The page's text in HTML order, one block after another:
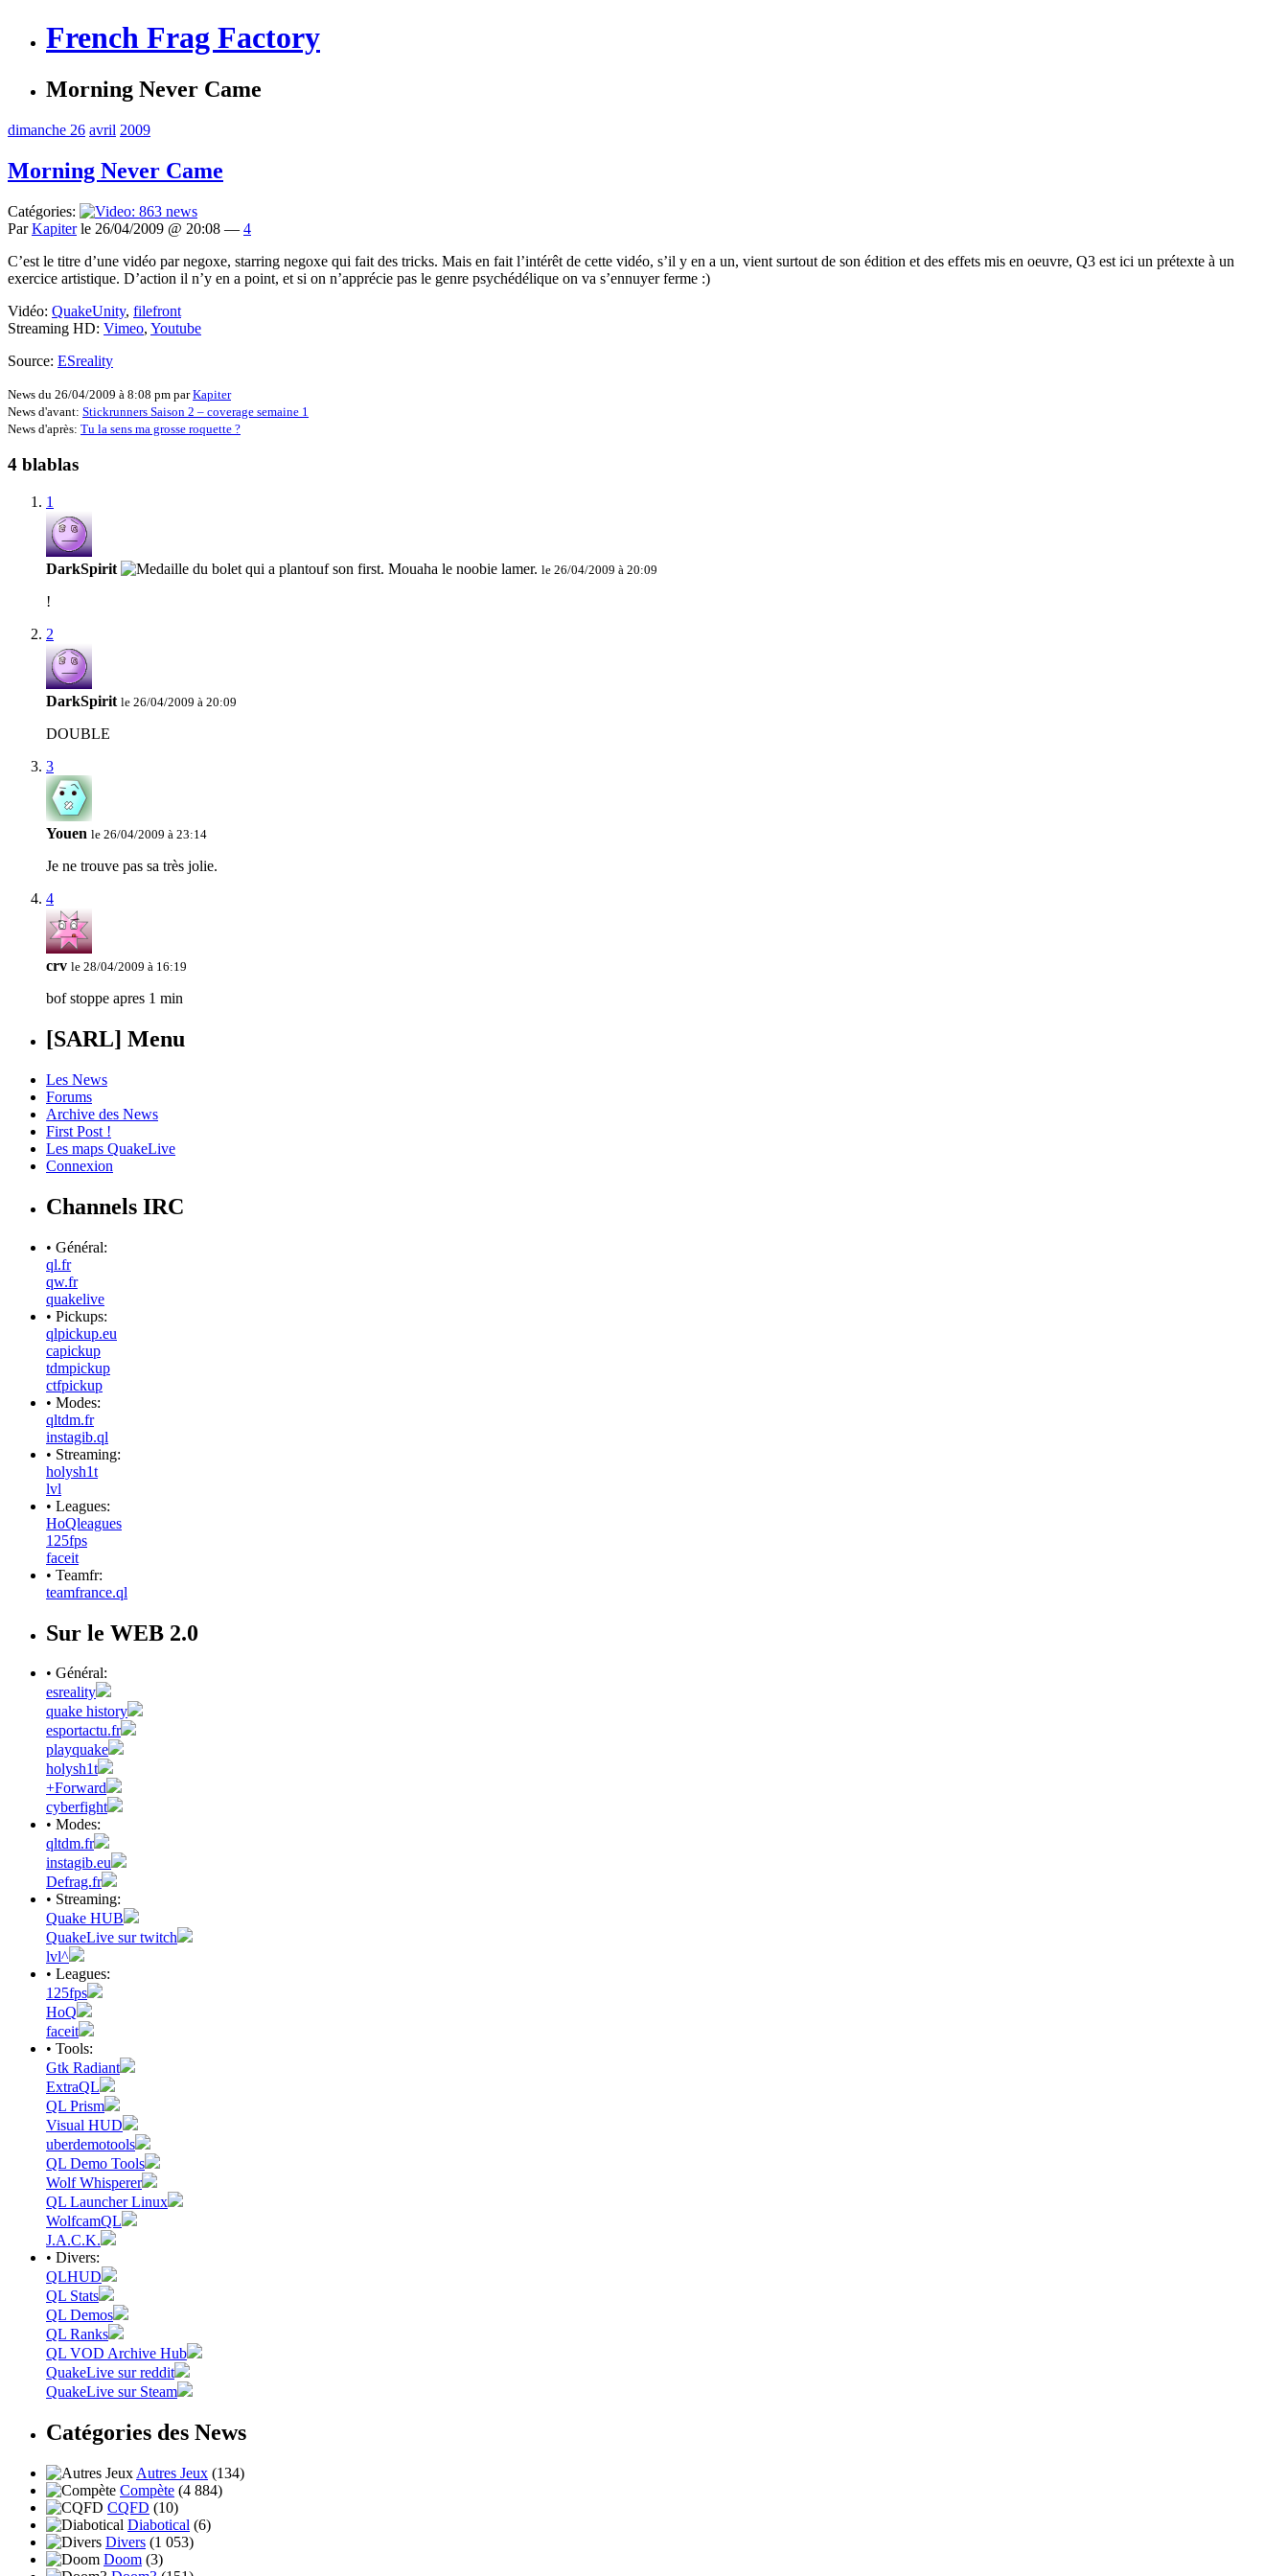
French Frag Factory
Morning Never Came
dimanche 26 avril 2009
Morning Never Came
Catégories:
ParKapiterle 26/04/2009 @ 20:08 — 4
C’est le titre d’une vidéo par negoxe, starring negoxe qui fait des tricks. Mais en fait l’intérêt de cette vidéo, s’il y en a un, vient surtout de son édition et des effets mis en oeuvre, Q3 est ici un prétexte à un
exercice artistique. D’action il n’y en a point, et si on n’apprécie pas le genre psychédélique on va s’ennuyer ferme :)
Vidéo: QuakeUnity, filefront
Streaming HD: Vimeo, Youtube
Source: ESreality
News du 26/04/2009 à 8:08 pm parKapiter
News d'avant: Stickrunners Saison 2 – coverage semaine 1
News d'après: Tu la sens ma grosse roquette ?
4 blablas
1
DarkSpirit le 26/04/2009 à 20:09
!
2
DarkSpirit le 26/04/2009 à 20:09
DOUBLE
3
Youen le 26/04/2009 à 23:14
Je ne trouve pas sa très jolie.
4
crv le 28/04/2009 à 16:19
bof stoppe apres 1 min
[SARL] Menu
Les News
Forums
Archive des News
First Post !
Les maps QuakeLive
Connexion
Channels IRC
• Général:
ql.fr
qw.fr
quakelive
• Pickups:
qlpickup.eu
capickup
tdmpickup
ctfpickup
• Modes:
qltdm.fr
instagib.ql
• Streaming:
holysh1t
lvl
• Leagues:
HoQleagues
125fps
faceit
• Teamfr:
teamfrance.ql
Sur le WEB 2.0
• Général:
esreality
quake history
esportactu.fr
playquake
holysh1t
+Forward
cyberfight
• Modes:
qltdm.fr
instagib.eu
Defrag.fr
• Streaming:
Quake HUB
QuakeLive sur twitch
lvl^
• Leagues:
125fps
HoQ
faceit
• Tools:
Gtk Radiant
ExtraQL
QL Prism
Visual HUD
uberdemotools
QL Demo Tools
Wolf Whisperer
QL Launcher Linux
WolfcamQL
J.A.C.K.
• Divers:
QLHUD
QL Stats
QL Demos
QL Ranks
QL VOD Archive Hub
QuakeLive sur reddit
QuakeLive sur Steam
Catégories des News
Autres Jeux (134)
Compète (4 884)
CQFD (10)
Diabotical (6)
Divers (1 053)
Doom (3)